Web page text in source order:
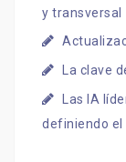
y transversal
La clave
Las IA
definiendo el